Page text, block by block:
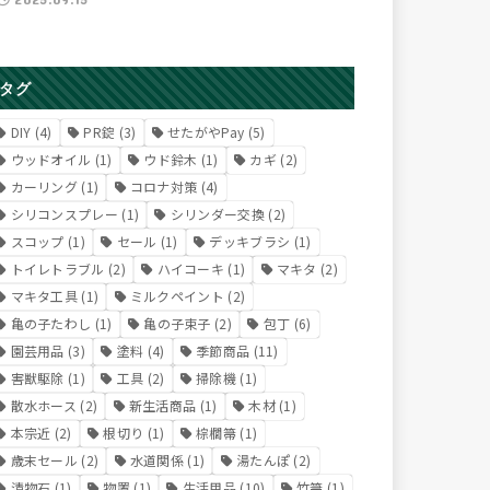
タグ
DIY (4) PR錠 (3) せたがやPay (5)
ウッドオイル (1) ウド鈴木 (1) カギ (2)
カーリング (1) コロナ対策 (4)
シリコンスプレー (1) シリンダー交換(2)
スコップ (1) セール (1) デッキブラシ (1)
トイレトラブル (2) ハイコーキ (1) マキタ (2)
マキタ工具 (1) ミルクペイント (2)
亀の子たわし (1) 亀の子束子 (2) 包丁 (6)
園芸用品 (3) 塗料 (4) 季節商品 (11)
害獣駆除 (1) 工具 (2) 掃除機 (1)
散水ホース (2) 新生活商品 (1) 木材(1)
本宗近 (2) 根切り (1) 棕櫚箒 (1)
歳末セール (2) 水道関係 (1) 湯たんぽ (2)